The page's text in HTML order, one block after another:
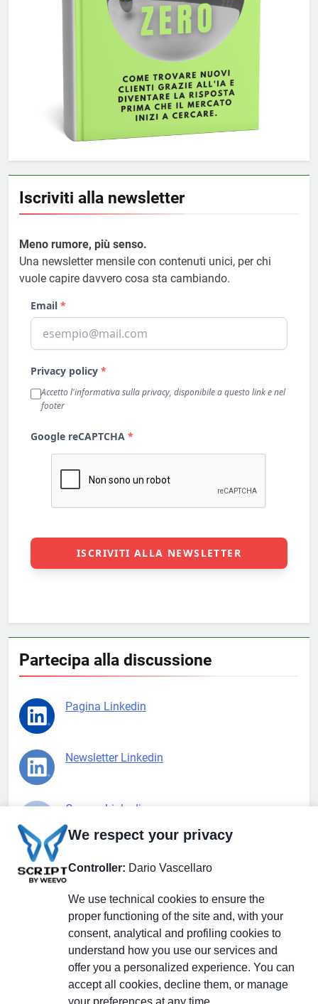
Iscriviti alla newsletter
Meno rumore, più senso.
Una newsletter mensile con contenuti unici, per chi
vuole capire davvero cosa sta cambiando.
Partecipa alla discussione
Pagina Linkedin
Newsletter Linkedin
Gruppo Linkedin
Pagina Facebook
X.com
Il Giornale delle PMI.
Disclaimer Privacy PolicyCookie
We respect your privacy
Controller: Dario Vascellaro
We use technical cookies to ensure the
proper functioning of the site and, with your
consent, analytical and profiling cookies to
understand how you use our services and
offer you a personalized experience. You can
accept all cookies, decline them, or manage
your preferences at any time.